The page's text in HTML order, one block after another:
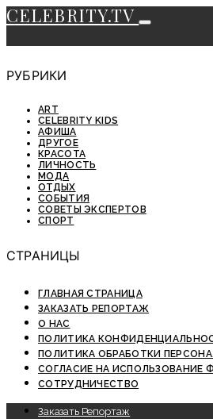
CELEBRITY.TV
РУБРИКИ
ART
CELEBRITY KIDS
АФИША
ДРУГОЕ
КРАСОТА
ЛИЧНОСТЬ
МОДА
ОТДЫХ
СОБЫТИЯ
СОВЕТЫ ЭКСПЕРТОВ
СПОРТ
СТРАНИЦЫ
ГЛАВНАЯ СТРАНИЦА
ЗАКАЗАТЬ РЕПОРТАЖ
О НАС
ПОЛИТИКА
ПОЛИТИКА ОБРАБОТКИ
СОГЛАСИЕ НА ИСПОЛЬЗОВАНИЕ
СОТРУДНИЧЕСТВО
Заказать Репортаж